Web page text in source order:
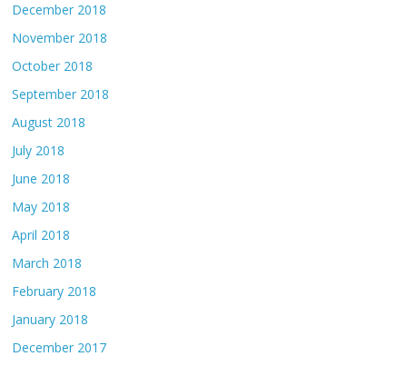
December 2018
November 2018
October 2018
September 2018
August 2018
July 2018
June 2018
May 2018
April 2018
March 2018
February 2018
January 2018
December 2017